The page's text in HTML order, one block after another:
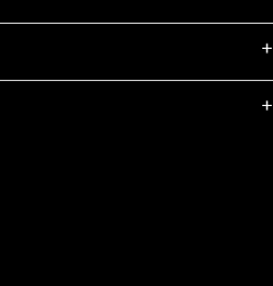
+
+